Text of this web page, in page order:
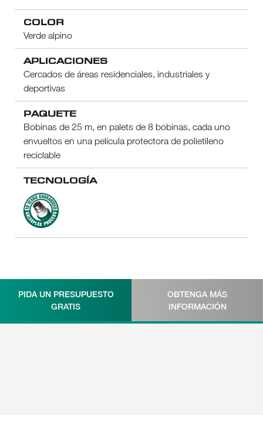
COLOR
Verde alpino
APLICACIONES
Cercados de áreas residenciales, industriales y
deportivas
PAQUETE
Bobinas de 25 m, en palets de 8 bobinas, cada uno
envueltos en una película protectora de polietileno
reciclable
TECNOLOGÍA
PIDA UN PRESUPUESTO
GRATIS
OBTENGA MÁS
INFORMACIÓN